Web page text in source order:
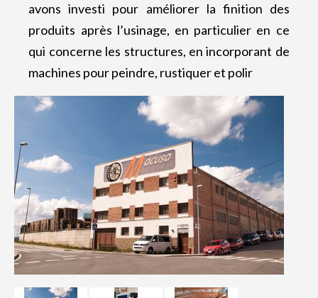
avons investi pour améliorer la finition des
produits après l’usinage, en particulier en ce
qui concerne les structures, en incorporant de
machines pour peindre, rustiquer et polir